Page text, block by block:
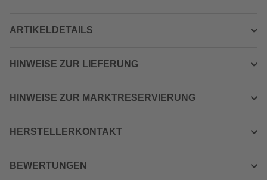
ARTIKELDETAILS
HINWEISE ZUR LIEFERUNG
HINWEISE ZUR MARKTRESERVIERUNG
HERSTELLERKONTAKT
BEWERTUNGEN